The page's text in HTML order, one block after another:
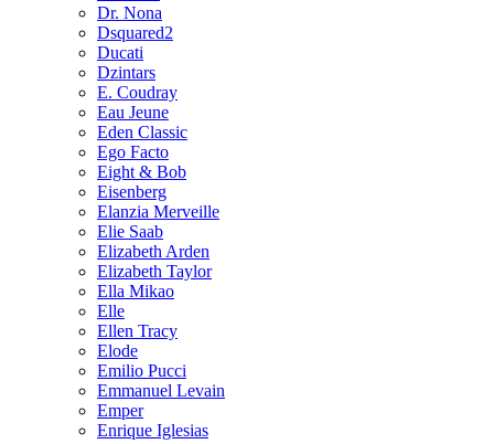
Dr. Nona
Dsquared2
Ducati
Dzintars
E. Coudray
Eau Jeune
Eden Classic
Ego Facto
Eight & Bob
Eisenberg
Elanzia Merveille
Elie Saab
Elizabeth Arden
Elizabeth Taylor
Ella Mikao
Elle
Ellen Tracy
Elode
Emilio Pucci
Emmanuel Levain
Emper
Enrique Iglesias